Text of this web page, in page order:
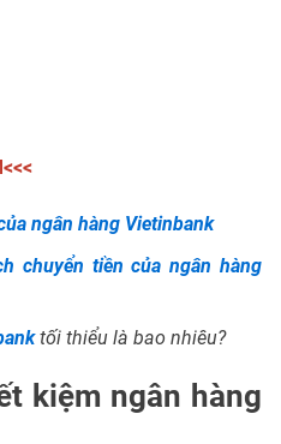
ngân hàng Vietinbank
chuyển tiền của ngân hàng
tối thiểu là bao nhiêu?
kiệm ngân hàng